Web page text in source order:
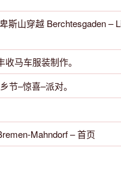
斯山穿越 Berchtesgaden –
收马车服装制作。
节–惊喜–派对。
Mahndorf – 首页